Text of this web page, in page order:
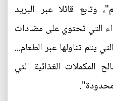
وتابع قائلا عبر البريد
التي تحتوي على مضادات
يتم تناولها عبر الطعام...
المكملات الغذائية التي